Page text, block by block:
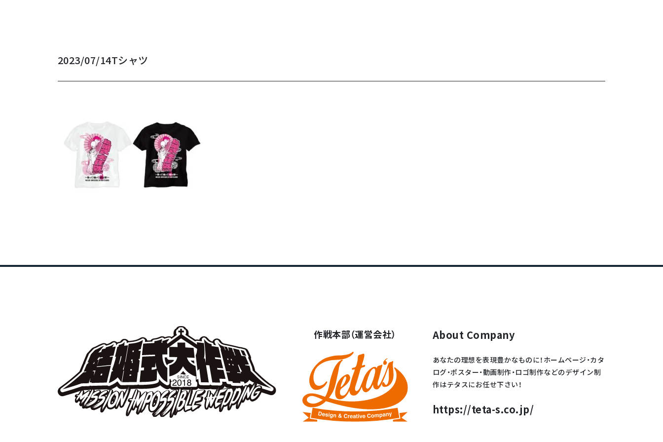
2023/07/14Tシャツ
作戦本部（運営会社） About Company
あなたの理想を表現豊かなものに！ホームページ・カタ
ログ・ポスター・動画制作・ロゴ制作などのデザイン制
作はテタスにお任せ下さい！
https://teta-s.co.jp/